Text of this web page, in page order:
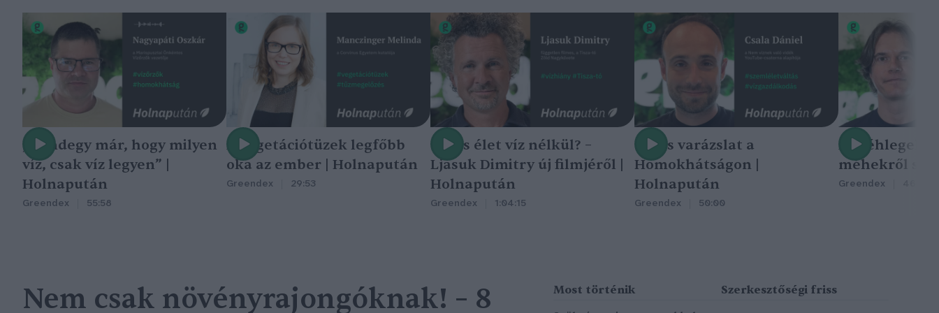
„Mindegy már, hogy milyen
víz, csak víz legyen” |
Holnapután
Greendex 55:58
A vegetációtüzek legfőbb
oka az ember | Holnapután
Greendex 29:53
Nincs élet víz nélkül? –
Ljasuk Dimitry új filmjéről |
Holnapután
Greendex 1:04:15
Nincs varázslat a
Homokhátságon |
Holnapután
Greendex 50:00
A méhlegelő
méhekről
Greendex
Nem csak növényrajongóknak! – 8